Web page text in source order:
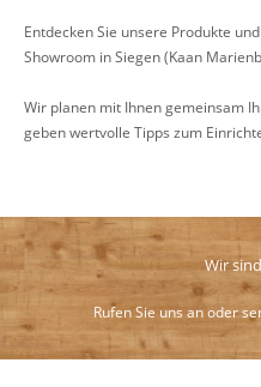
Entdecken Sie unsere Produkte
Showroom in Siegen (Kaan
Wir planen mit Ihnen gemeinsam
geben wertvolle Tipps zum
Wir
Rufen Sie uns an oder